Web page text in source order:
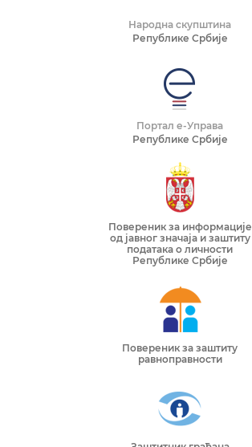
Народна скупштина
Републике Србије
Портал е-Управа
Републике Србије
Повереник за информације
од јавног значаја и заштиту
података о личности
Републике Србије
Повереник за заштиту
равноправности